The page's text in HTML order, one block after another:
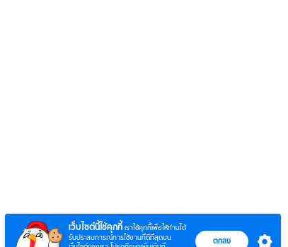
6 พบเธอ 7 พบเธอ (พากย์
ไทย) 8 แบบ
เว็บไซต์นี้ใช้คุกกี้ เราใช้คุกกี้เพื่อให้ท่านได้
รับประสบการณ์การใช้งานที่ดีที่สุดบน
ตกลง